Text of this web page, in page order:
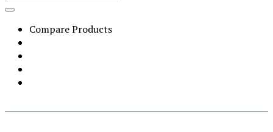
Compare Products